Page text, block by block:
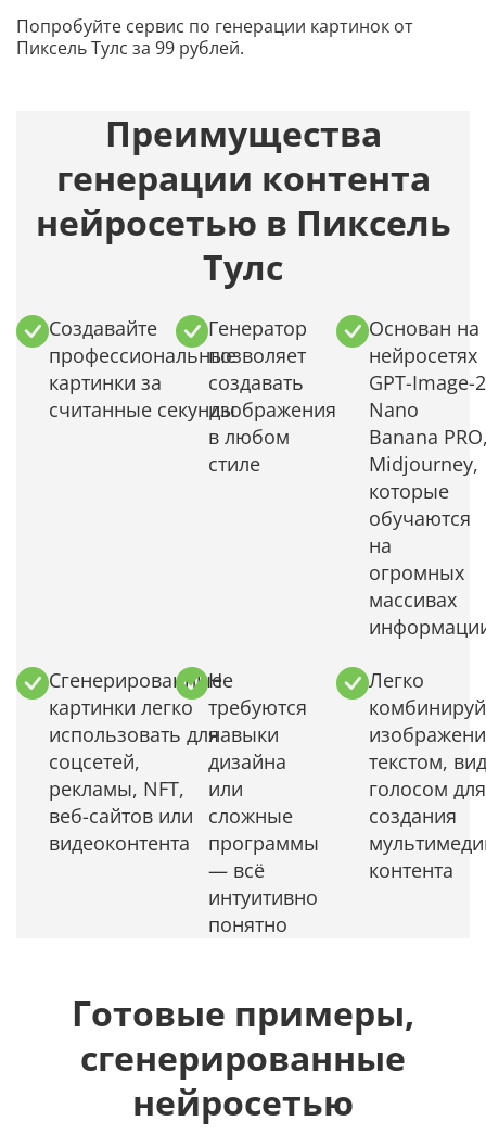
Попробуйте сервис по генерации картинок от
Пиксель Тулс за 99 рублей.
Преимущества
генерации контента
нейросетью в Пиксель
Тулс
Создавайте
профессиональные
картинки за
считанные секунды
Генератор
позволяет
создавать
изображения
в любом
стиле
Основан на
нейросетях
GPT-Image-
Nano
Banana
Midjourney,
которые
обучаются
на
огромных
массивах
Сгенерированные
картинки легко
использовать для
соцсетей,
рекламы, NFT,
веб-сайтов или
видеоконтента
Не
требуются
навыки
дизайна
или
сложные
программы
— всё
интуитивно
понятно
Легко
текстом,
голосом для
создания
контента
Готовые примеры,
сгенерированные
нейросетью